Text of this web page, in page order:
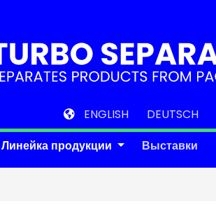
Линейка продукции Выставки
ENGLISH DEUTSCH